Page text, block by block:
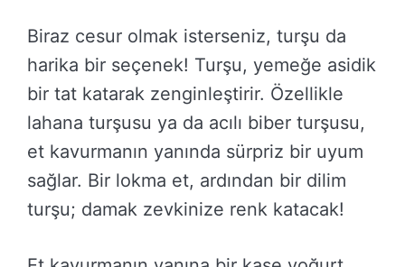
Biraz cesur olmak isterseniz, turşu da
harika bir seçenek! Turşu, yemeğe asidik
bir tat katarak zenginleştirir. Özellikle
lahana turşusu ya da acılı biber turşusu,
et kavurmanın yanında sürpriz bir uyum
sağlar. Bir lokma et, ardından bir dilim
turşu; damak zevkinize renk katacak!